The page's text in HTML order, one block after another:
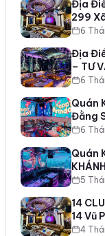
Địa
299
6
Địa
– TƯ
6
Quán
Đằng
6
Quán
5
14
14 Vũ
4